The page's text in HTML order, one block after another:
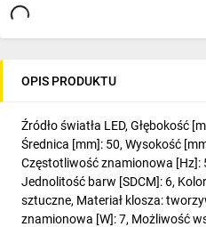
OPIS PRODUKTU
Źródło światła LED, Głębokość
Średnica [mm]: 50, Wysokość
Częstotliwość znamionowa [Hz]:
Jednolitość barw [SDCM]: 6,
sztuczne, Materiał klosza:
znamionowa [W]: 7, Możliwość